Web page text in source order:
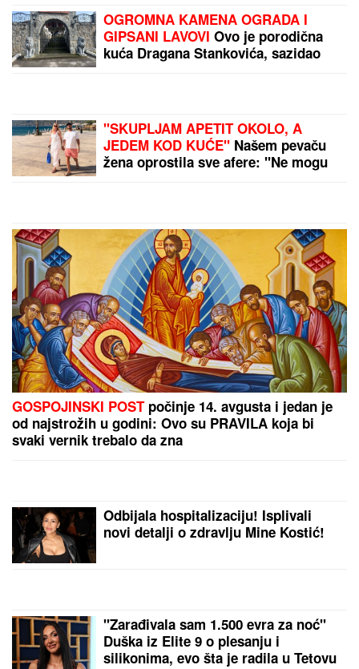
OGROMNA KAMENA OGRADA I
GIPSANI LAVOVI Ovo je porodična
kuća Dragana Stankovića, sazidao
"SKUPLJAM APETIT OKOLO, A
JEDEM KOD KUĆE" Našem pevaču
žena oprostila sve afere: "Ne mogu
GOSPOJINSKI POSTpočinje 14. avgusta i jedan je
od najstrožih u godini: Ovo su PRAVILA koja bi
svaki vernik trebalo da zna
Odbijala hospitalizaciju! Isplivali
novi detalji o zdravlju Mine Kostić!
"Zarađivala sam 1.500 evra za noć"
Duška iz Elite 9 o plesanju i
silikonima, evo šta je radila u Tetovu